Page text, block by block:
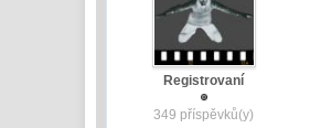
Registrovaní
349 příspěvků(y)